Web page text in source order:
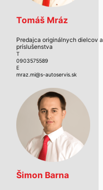
Tomáš Mráz
Predajca originálnych dielcov a
príslušenstva
T
0903575589
E
mraz.mi@s-autoservis.sk
Šimon Barna